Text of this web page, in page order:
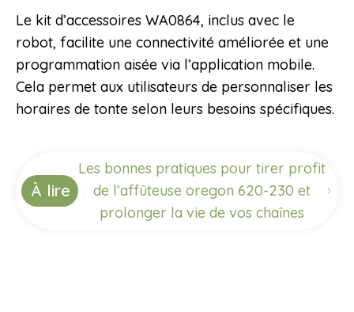
Le kit d’accessoires WA0864, inclus avec le
robot, facilite une connectivité améliorée et une
programmation aisée via l’application mobile.
Cela permet aux utilisateurs de personnaliser les
horaires de tonte selon leurs besoins spécifiques.
À lire
Les bonnes pratiques pour tirer profit
de l’affûteuse oregon 620-230 et
prolonger la vie de vos chaînes